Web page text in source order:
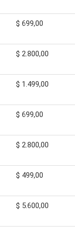
$ 699,00
$ 2.800,00
$ 1.499,00
$ 699,00
$ 2.800,00
$ 499,00
$ 5.600,00